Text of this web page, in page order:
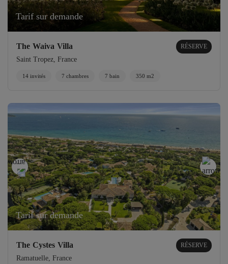
Tarif sur demande
The Waiva Villa RÉSERVE
Saint Tropez, France
14 invités 7 chambres 7 bain 350 m2
Tarif sur demande
The Cystes Villa RÉSERVE
Ramatuelle, France